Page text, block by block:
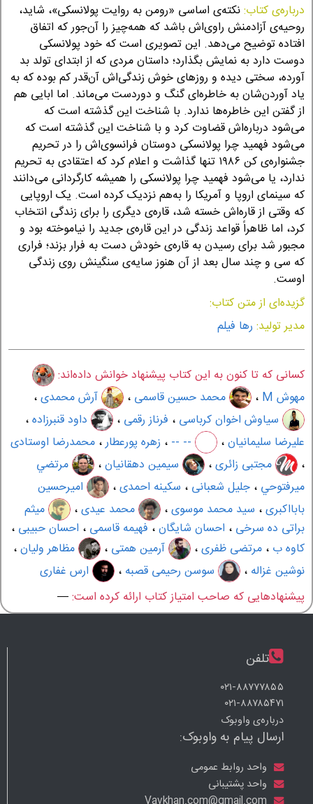
درباره‌ی کتاب:نکته‌ی اساسی «رومن به ‌روایت پولانسکی»، شاید،
روحیه‌ی آزادمنش راوی‌اش باشد که همه‌چیز را آن‌جور که اتفاق
افتاده توضیح می‌دهد. این تصویری ا‌ست که خود پولانسکی
دوست دارد به نمایش بگذارد؛ داستان مردی که از ابتدای تولد بد
آورده، سختی دیده و روزهای خوش زندگی‌اش آن‌قدر کم بوده که به
‌یاد آوردن‌شان به خاطره‌ای گنگ و دوردست می‌ماند. اما ابایی هم
از گفتن این خاطره‌ها ندارد. با شناخت این گذشته است که
می‌شود درباره‌اش قضاوت کرد و با شناخت این گذشته است که
می‌شود فهمید چرا پولانسکی دوستان فرانسوی‌اش را در تحریم
جشنواره‌ی کن ۱۹۸۶ تنها گذاشت و اعلام کرد که اعتقادی به تحریم
ندارد، یا می‌شود فهمید چرا پولانسکی را همیشه کارگردانی می‌دانند
که سینمای اروپا و آمریکا را به‌هم نزدیک کرده است. یک اروپایی
که وقتی از قاره‌اش خسته شد، قاره‌ی دیگری را برای زندگی انتخاب
کرد، اما ظاهراً قواعد زندگی در این قاره‌ی جدید را نیاموخته بود و
مجبور شد برای رسیدن به قاره‌ی خودش دست به فرار بزند؛ فراری
که سی‌ و چند سال بعد از آن هنوز سایه‌ی سنگینش روی زندگی
اوست.
گزیده‌ای از متن کتاب:
مدیر تولید: رها فیلم
کسانی که تا کنون به این کتاب پیشنهاد خوانش داده‌اند:
مهوش M
، محمد حسین قاسمی ، آرش محمدی،
سیاوش اخوان کرباسی ، فرناز رقمی ، داود قنبرزاده،
علیرضا سلیمانیان، -- -- ، زهره پورعطار، محمدرضا اوستادی
،
مجتبی زائری، سیمین دهقانیان،
مرتضي
ميرفتوحي ، جلیل شعبانی ، سکینه احمدی،
امیرحسین
بابااکبری، سید محمد موسوی، محمد عیدی،
میثم
براتی ده سرخی ، احسان شایگان، فهیمه قاسمی ، احسان حبیبی ،
کاوه ب ، مرتضی ظفری، آرمین همتی ، مظاهر ولیان،
نوشین غزاله ، سوسن رحیمی قصبه ،
ارس غفاری
پیشنهادهایی که صاحب امتیاز کتاب ارائه کرده است:—
تلفن
۰۲۱-۸۸۷۷۷۸۵۵
۰۲۱-۸۸۷۸۵۴۷۱
درباره‌ی واوبوک
ارسال پیام به واوبوک:
واحد روابط عمومی
واحد پشتیبانی